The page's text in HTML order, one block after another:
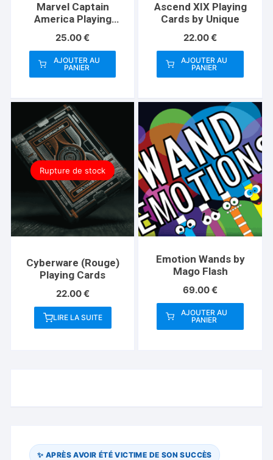
Marvel Captain
America Playing
Cards (Plus Card
Guard)
25.00€
AJOUTER AU
PANIER
Ascend XIX Playing
Cards by Unique
22.00€
AJOUTER AU
PANIER
Rupture de stock
Cyberware (Rouge)
Playing Cards
22.00€
LIRE LA SUITE
Emotion Wands by
Mago Flash
69.00€
AJOUTER AU
PANIER
✨ APRÈS AVOIR ÉTÉ VICTIME DE SON SUCCÈS